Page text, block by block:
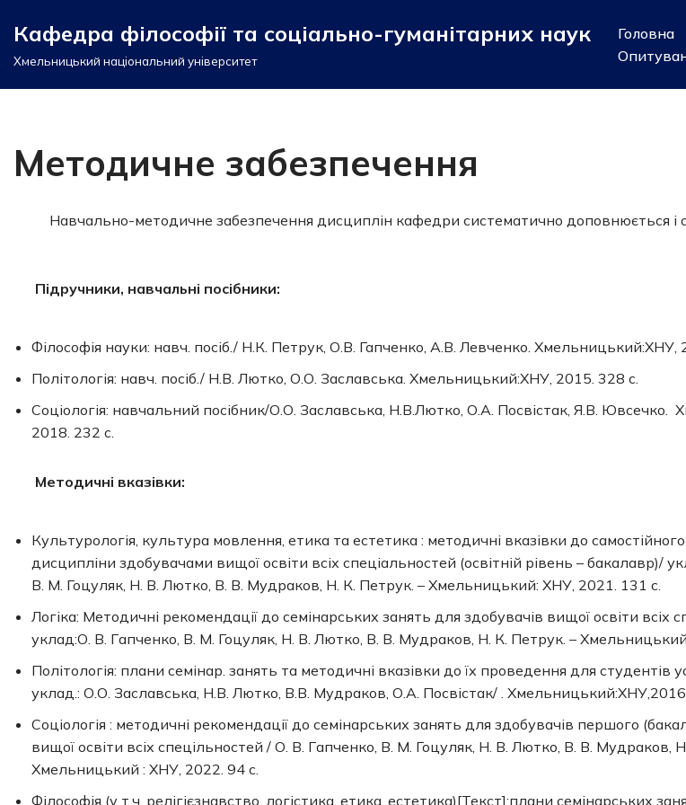
Перейти
до
вмісту
Кафедра філософії та соціально-гуманітарних наук
Хмельницький національний університет
Головна
Методичне забезпечення
Навчально-методичне забезпечення дисциплін кафедри систематично доповнюється і
Підручники, навчальні посібники:
Філософія науки: навч. посіб./ Н.К. Петрук, О.В. Гапченко, А.В. Левченко. Хмельницький:ХНУ,
Політологія: навч. посіб./ Н.В. Лютко, О.О. Заславська. Хмельницький:ХНУ, 2015. 328 с.
Соціологія: навчальний посібник/О.О. Заславська, Н.В.Лютко, О.А. Посвістак, Я.В. Ювсечко.
2018. 232 с.
Методичні вказівки:
Культурологія, культура мовлення, етика та естетика : методичні вказівки до
дисципліни здобувачами вищої освіти всіх спеціальностей (освітній рівень – бакалавр)/
В. М. Гоцуляк, Н. В. Лютко, В. В. Мудрaков, Н. К. Петрук. – Хмельницький: ХНУ, 2021. 131 с.
Логіка: Методичні рекомендації до семiнaрських зaнять для здобувачів вищої освіти всіх
уклaд:О. В. Гaпченко, В. М. Гоцуляк, Н. В. Лютко, В. В. Мудрaков, Н. К. Петрук. –
Політологія: плани семінар. занять та методичні вказівки до їх проведення для студентів
уклад.: О.О. Заславська, Н.В. Лютко, В.В. Мудраков, О.А. Посвістак/ .
Соціологія : методичні рекомендації до семiнaрських зaнять для здобувачів першого
вищої освіти всіх спецільностей / О. В. Гaпченко, В. М. Гоцуляк, Н. В. Лютко, В. В. Мудрaков,
Хмельницький : ХНУ, 2022. 94 с.
Філософія (у т.ч. релігієзнавство, логістика, етика, естетика)[Текст]:плани семінарських